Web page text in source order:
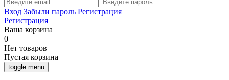
Вход Забыли пароль Регистрация
Регистрация
Ваша корзина
0
Нет товаров
Пустая корзина
toggle menu